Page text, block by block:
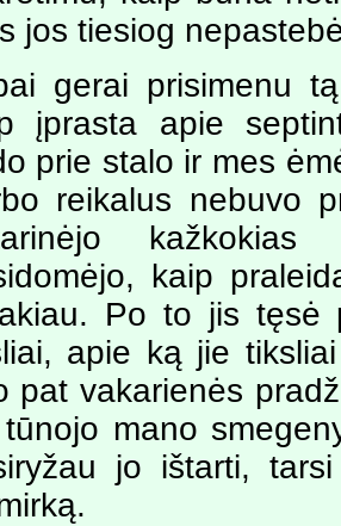
jos tiesiog
gerai prisimenu
įprasta apie
prie stalo ir mes
reikalus nebuvo
kaip
Po to jis tęsė
apie ką jie
pat vakarienės
mano
jo ištarti,